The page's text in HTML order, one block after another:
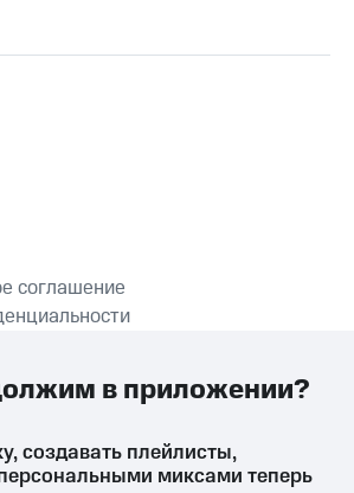
ПРИЛОЖЕНИЕ
соглашение
создавать плейлисты,
миксами теперь